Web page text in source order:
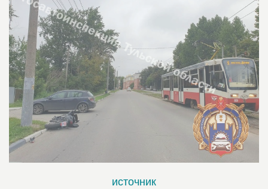
источник